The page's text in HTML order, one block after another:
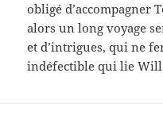
obligé d’accompagner
alors un long voyage
et d’intrigues, qui ne
indéfectible qui lie